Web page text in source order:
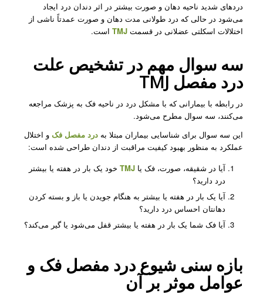
دردهای شدید ناحیه دهان و صورت بیشتر در اثر دندان درد ایجاد
می‌شود در حالی که درد طولانی مدت دهان و صورت عمدتاً ناشی از
اختلالات اسکلتی عضلانی در قسمت TMJاست.
سه سوال مهم در تشخیص علت
درد مفصل TMJ
در رابطه با بیمارانی که با مشکل درد در ناحیه فک به پزشک مراجعه
می‌کنند، سه سوال مطرح می‌شود.
این سه سوال برای شناسایی بیماران مبتلا به درد مفصل فکو اختلال
عملکرد به منظور بهبود کیفیت مراقبت از دندان طراحی شده است:
آیا در شقیقه، صورت، فک یا TMJخود یک بار در هفته یا بیشتر
درد دارید؟
آیا یک بار در هفته یا بیشتر به هنگام جویدن یا باز و بسته کردن
دهانتان احساس درد دارید؟
آیا فک شما یک بار در هفته یا بیشتر قفل می‌شود یا گیر می‌کند؟
بازه سنی شیوع درد مفصل فک و
عوامل موثر بر آن